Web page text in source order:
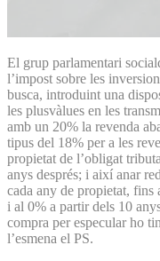
El grup parlamentari
l’impost sobre les
busca, introduint una
les plusvàlues en les
amb un 20% la revenda
tipus del 18% per a les
propietat de l’obligat
anys després; i així anar
cada any de propietat, fins
i al 0% a partir dels 10
compra per especular ho
l’esmena el PS.